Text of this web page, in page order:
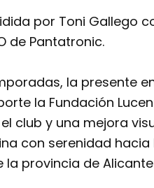
por Toni Gallego
de Pantatronic.
la presente
la Fundación
club y una mejora
con serenidad hacia
provincia de